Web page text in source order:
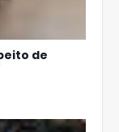
de